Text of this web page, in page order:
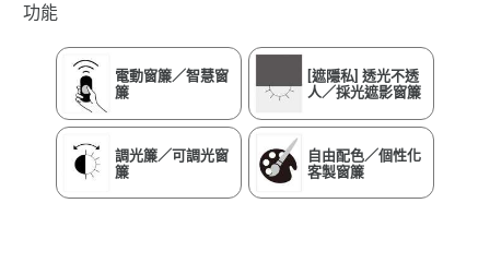
功能
電動窗簾／智慧窗
簾
[遮隱私] 透光不透
人／採光遮影窗簾
調光簾／可調光窗
簾
自由配色／個性化
客製窗簾